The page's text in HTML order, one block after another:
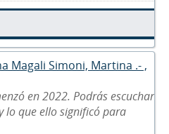
Magali Simoni, Martina .- ,
en 2022. Podrás escuchar
lo que ello significó para